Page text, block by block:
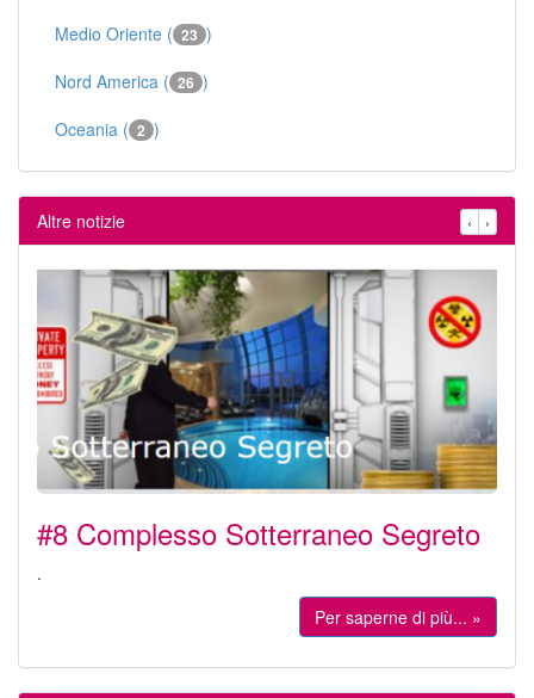
Medio Oriente ( 23 )
Nord America ( 26 )
Oceania ( 2 )
Altre notizie ‹ ›
#8 Complesso Sotterraneo Segreto
.
Per saperne di più... »